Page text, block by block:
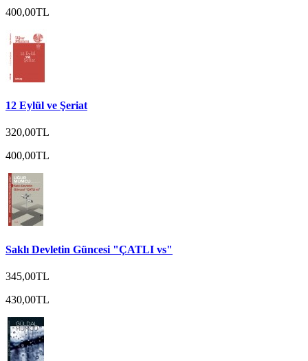
400,00TL
12 Eylül ve Şeriat
320,00TL
400,00TL
Saklı Devletin Güncesi "ÇATLI vs"
345,00TL
430,00TL